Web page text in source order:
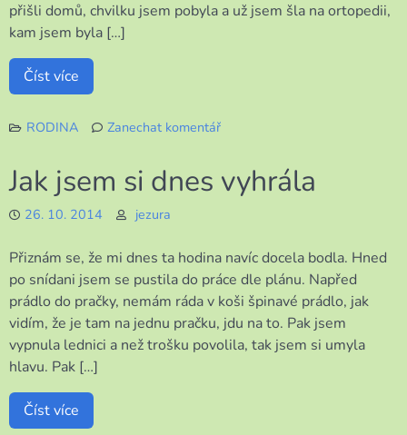
přišli domů, chvilku jsem pobyla a už jsem šla na ortopedii,
kam jsem byla […]
Číst více
RODINA
Zanechat komentář
vnoučata
Jak jsem si dnes vyhrála
26. 10. 2014 jezura
Přiznám se, že mi dnes ta hodina navíc docela bodla. Hned
po snídani jsem se pustila do práce dle plánu. Napřed
prádlo do pračky, nemám ráda v koši špinavé prádlo, jak
vidím, že je tam na jednu pračku, jdu na to. Pak jsem
vypnula lednici a než trošku povolila, tak jsem si umyla
hlavu. Pak […]
Číst více